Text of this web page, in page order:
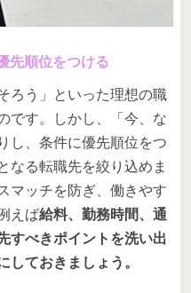
先順位をつける
ろう」といった理想の職
です。しかし、「今、な
し、条件に優先順位をつ
なる転職先を絞り込めま
マッチを防ぎ、働きやす
えば給料、勤務時間、通
すべきポイントを洗い出
しておきましょう。